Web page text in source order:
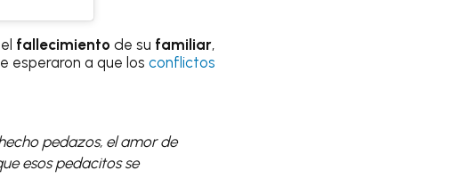
fallecimiento de su familiar,
esperaron a que los conflictos
pedazos, el amor de
esos pedacitos se